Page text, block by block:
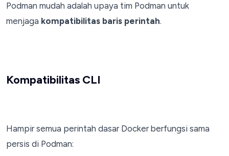
Podman mudah adalah upaya tim Podman untuk
menjaga kompatibilitas baris perintah.
Kompatibilitas CLI
Hampir semua perintah dasar Docker berfungsi sama
persis di Podman: